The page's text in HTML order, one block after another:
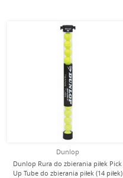
Dunlop
Dunlop Rura do zbierania piłek Pick
Up Tube do zbierania piłek (14 piłek)